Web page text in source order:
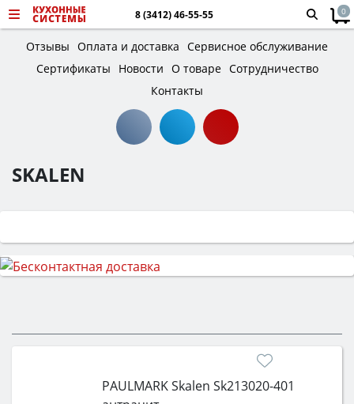
8 (3412) 46-55-55 0
Отзывы Оплата и доставка Сервисное обслуживание
Сертификаты
Новости О товаре Сотрудничество
Контакты
SKALEN
PAULMARK Skalen Sk213020-401